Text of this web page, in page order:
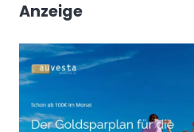
Anzeige